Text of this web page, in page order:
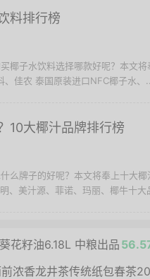
料排行榜
椰子水饮料选择哪款好呢？本文
、佳农 泰国原装进口NFC椰子水、
10大椰汁品牌排行榜
么牌子的好呢？本文将奉上十大
、美汁源、菲诺、玛丽、椰牛十大
花籽油6.18L 中粮出品
浓香龙井茶传统纸包春茶